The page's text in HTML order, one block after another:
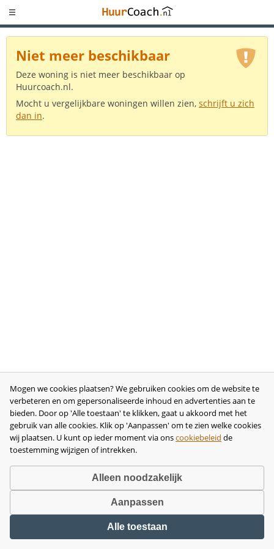
Niet meer beschikbaar
Deze woning is niet meer beschikbaar op
Huurcoach.nl.
Mocht u vergelijkbare woningen willen zien, schrijft u zich
dan in.
disclaimer•privacy- en cookiebeleid
voorwaarden•herroeping•bedrijfsgegevens
Mogen we cookies plaatsen? We gebruiken cookies om de website te
verbeteren en om gepersonaliseerde inhoud en advertenties aan te
bieden. Door op 'Alle toestaan' te klikken, gaat u akkoord met het
gebruik van alle cookies. Klik op 'Aanpassen' om te zien welke cookies
wij plaatsen. U kunt op ieder moment via onscookiebeleid de
toestemming wijzigen of intrekken.
Alleen noodzakelijk
Aanpassen
Alle toestaan